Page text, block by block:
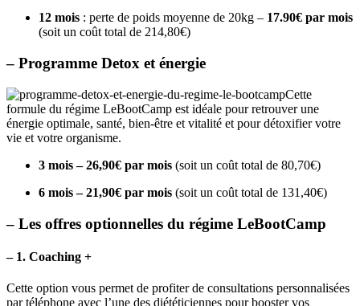
12 mois : perte de poids moyenne de 20kg – 17.90€ par mois
(soit un coût total de 214,80€)
– Programme Detox et énergie
Cette
formule du régime LeBootCamp est idéale pour retrouver une
énergie optimale, santé, bien-être et vitalité et pour détoxifier votre
vie et votre organisme.
3 mois – 26,90€ par mois (soit un coût total de 80,70€)
6 mois – 21,90€ par mois (soit un coût total de 131,40€)
– Les offres optionnelles du régime LeBootCamp
– 1. Coaching +
Cette option vous permet de profiter de consultations personnalisées
par téléphone avec l’une des diététiciennes pour booster vos